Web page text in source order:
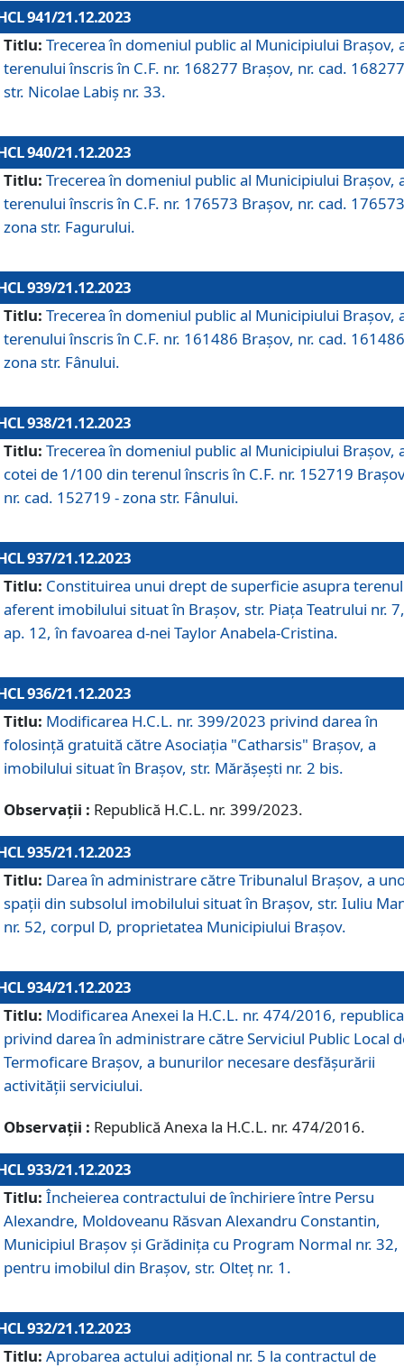
941/21.12.2023
Titlu: Trecerea în domeniul public al Municipiului Braşov,
terenului înscris în C.F. nr. 168277 Brașov, nr. cad.
str. Nicolae Labiș nr. 33.
940/21.12.2023
Titlu: Trecerea în domeniul public al Municipiului Braşov,
terenului înscris în C.F. nr. 176573 Brașov, nr. cad.
zona str. Fagurului.
939/21.12.2023
Titlu: Trecerea în domeniul public al Municipiului Braşov,
terenului înscris în C.F. nr. 161486 Brașov, nr. cad.
zona str. Fânului.
938/21.12.2023
Titlu: Trecerea în domeniul public al Municipiului Braşov,
cotei de 1/100 din terenul înscris în C.F. nr. 152719
nr. cad. 152719 - zona str. Fânului.
937/21.12.2023
Titlu: Constituirea unui drept de superficie asupra
aferent imobilului situat în Brașov, str. Piața Teatrului nr. 7,
ap. 12, în favoarea d-nei Taylor Anabela-Cristina.
936/21.12.2023
Titlu: Modificarea H.C.L. nr. 399/2023 privind darea în
folosinţă gratuită către Asociaţia "Catharsis" Brașov, a
imobilului situat în Braşov, str. Mărăşeşti nr. 2 bis.
Observații : Republică H.C.L. nr. 399/2023.
935/21.12.2023
Titlu: Darea în administrare către Tribunalul Brașov, a
spații din subsolul imobilului situat în Brașov, str. Iuliu
nr. 52, corpul D, proprietatea Municipiului Brașov.
934/21.12.2023
Titlu: Modificarea Anexei la H.C.L. nr. 474/2016,
privind darea în administrare către Serviciul Public Local
Termoficare Braşov, a bunurilor necesare desfăşurării
activităţii serviciului.
Observații : Republică Anexa la H.C.L. nr. 474/2016.
933/21.12.2023
Titlu: Încheierea contractului de închiriere între Persu
Alexandre, Moldoveanu Răsvan Alexandru Constantin,
Municipiul Braşov şi Grădinița cu Program Normal nr. 32,
pentru imobilul din Brașov, str. Olteț nr. 1.
932/21.12.2023
Titlu: Aprobarea actului adițional nr. 5 la contractul de